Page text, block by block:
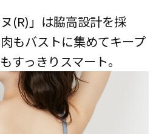
(R)」は脇高設計を採
もバストに集めてキープ
すっきりスマート。